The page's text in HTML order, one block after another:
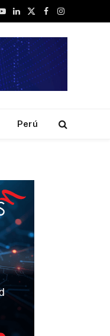
YouTube
LinkedIn
X
Facebook
Instagram
Perú